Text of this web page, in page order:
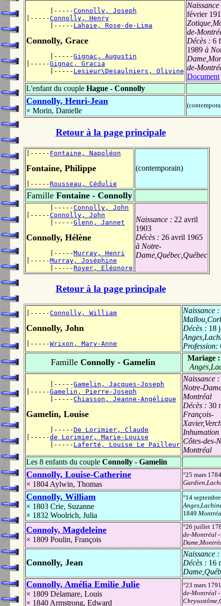
      |-----
Connolly, Joseph
|-----Connolly, Henry
      |-----
Lahaie, Rose-de-Lima
Connolly, Grace
      |-----
Gignac, Augustin
|-----Gignac, Gracia
      |-----
Lesieur\Desaulniers, Olivine
février
de-
Décès : 6
1989 à
de-
Document
L'enfant du couple Hague - Connolly
Connolly, Henri-Jean
× Morin, Danielle
Retour à la page principale
|----- Fontaine, Napoléon
Fontaine, Philippe
|-----Rousseau, Cédulie
(contemporain)
Famille Fontaine - Connolly
      |-----
Connolly, John
|-----Connolly, John
      |-----
Glenn, Jannet
Connolly, Hélène
      |-----
Murray, Henri
|-----Murray, Joséphine
      |-----
Royer, Eléonore
Naissance : 22 avril
1903
Décès : 26 avril 1965
à Notre-
Dame,Québec,Québec
Retour à la page principale
|-----Connolly, William
Connolly, John
|-----Wrixon, Mary-Anne
Naissance :
Décès : 18
Profession:
Famille Connolly - Gamelin
Mariage
      |-----
Gamelin, Jacques-Joseph
|-----Gamelin, Pierre-Joseph
      |-----
Chiasson, Jeanne-Angélique
Gamelin, Louise
      |-----
De Lorimier, Claude
|-----de Lorimier, Marie-Louise
      |-----
Laferté, Louise Le Pailleur
Naissance :
Notre-
Montréal
Décès : 30
François-
Côtes-des-
Montréal
Les 8 enfants du couple Connolly - Gamelin
Connolly, Louise-Catherine
× 1804 Aylwin, Thomas
°25 mars
Connolly, William
× 1803 Crie, Suzanne
× 1832 Woolrich, Julia
°14
1849
Connoly, Magdeleine
× 1809 Poulin, François
°26 juillet
de-Montréal
Connolly, Jean
Naissance :
Décès : 16
Connolly, Amélia Emilie Julie
× 1809 Delamare, Louis
× 1840 Armstrong, Edward
°23 mars
de-Montréal